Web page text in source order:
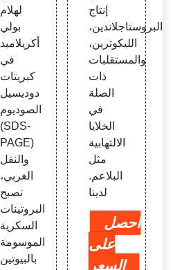
لهلام
بولي
أكريلاميد
في
كبريتات
دوديسيل
الصوديوم
(SDS-
PAGE)
والنقل
الغربي،
تصبح
البروتينات
السكرية
الموسومة
بالبيوتين
إنتاج
البروستاجلاندين،
الليكوترين،
والمستقلبات
ذات
الصلة
في
الخلايا
الالتهابية
مثل
البلاعم.
لدينا
احصل
على
السعر